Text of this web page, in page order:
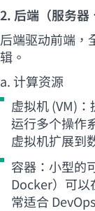
2. 后端（服务器
后端驱动前端，
辑。
a. 计算资源
虚拟机 (VM)
运行多个操作
虚拟机扩展到
容器：小型的
Docker）可以
常适合